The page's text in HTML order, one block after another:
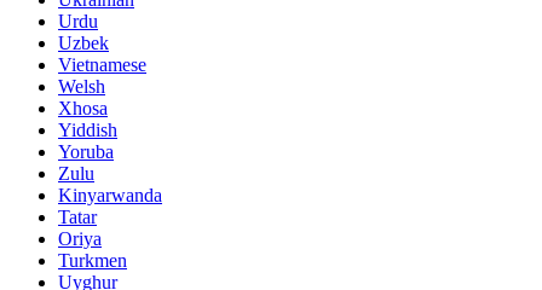
Urdu
Uzbek
Vietnamese
Welsh
Xhosa
Yiddish
Yoruba
Zulu
Kinyarwanda
Tatar
Oriya
Turkmen
Uyghur